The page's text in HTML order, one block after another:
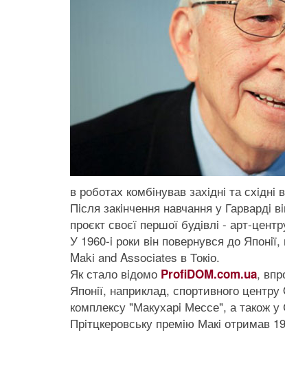
в роботах комбiнував захiднi та схiднi
Пiсля закiнчення навчання у Гарвардi
проєкт своєї першої будiвлi - арт-
У 1960-i роки вiн повернувся до
Maki and Associates в Токiо.
Як стало вiдомо ProfiDOM.com.ua,
Японiї, наприклад, спортивного
комплексу "Макухарi Мессе", а також
Прiтцкеровську премiю Макi отримав